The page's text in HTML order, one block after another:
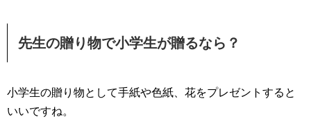
先生の贈り物で小学生が贈るなら？
小学生の贈り物として手紙や色紙、花をプレゼントすると
いいですね。